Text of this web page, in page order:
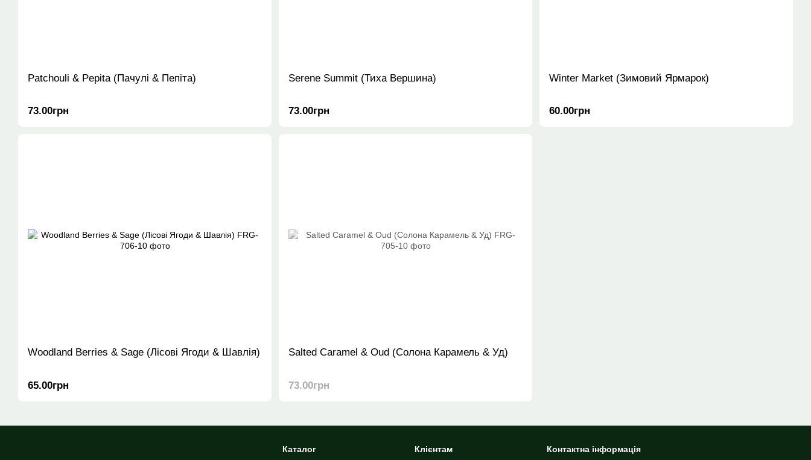
Patchouli & Pepita (Пачулі & Пепіта)
73.00грн
Serene Summit (Тиха Вершина)
73.00грн
Winter Market (Зимовий Ярмарок)
60.00грн
Woodland Berries & Sage (Лісові Ягоди & Шавлія)
65.00грн
Salted Caramel & Oud (Солона Карамель & Уд)
73.00грн
Каталог Клієнтам Контактна інформація